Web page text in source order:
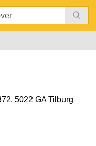
, 5022 GA Tilburg